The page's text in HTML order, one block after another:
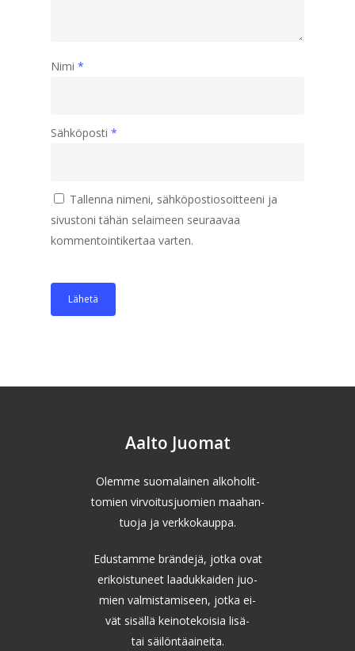
Nimi *
Sähköposti *
Tallenna nimeni, sähköpostiosoitteeni ja
sivustoni tähän selaimeen seuraavaa
kommentointikertaa varten.
Aalto Juomat
Olemme suomalainen alkoholit-
tomien virvoitusjuomien maahan-
tuoja ja verkkokauppa.
Edustamme brändejä, jotka ovat
erikoistuneet laadukkaiden juo-
mien valmistamiseen, jotka ei-
vät sisällä keinotekoisia lisä-
tai säilöntäaineita.